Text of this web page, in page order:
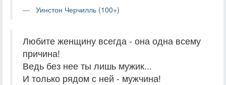
Уинстон Черчилль (100+)
Любите женщину всегда - она одна всему
причина!
Ведь без нее ты лишь мужик...
И только рядом с ней - мужчина!